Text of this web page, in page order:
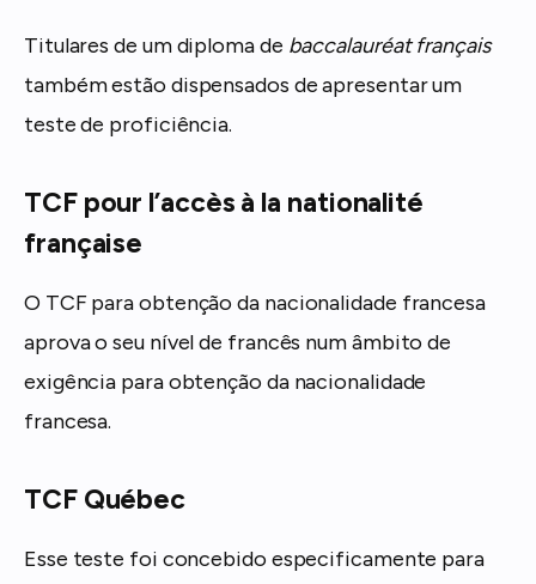
Titulares de um diploma de baccalauréat français
também estão dispensados de apresentar um
teste de proficiência.
TCF pour l’accès à la nationalité
française
O TCF para obtenção da nacionalidade francesa
aprova o seu nível de francês num âmbito de
exigência para obtenção da nacionalidade
francesa.
TCF Québec
Esse teste foi concebido especificamente para